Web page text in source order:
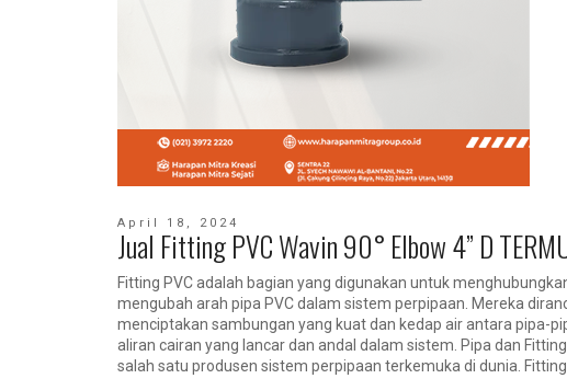
April 18, 2024
Jual Fitting PVC Wavin 90° Elbow 4” D
Fitting PVC adalah bagian yang digunakan untuk
mengubah arah pipa PVC dalam sistem perpipaan. Mereka
menciptakan sambungan yang kuat dan kedap air antara pipa-
aliran cairan yang lancar dan andal dalam sistem. Pipa dan Fitting
salah satu produsen sistem perpipaan terkemuka di dunia. Fitting